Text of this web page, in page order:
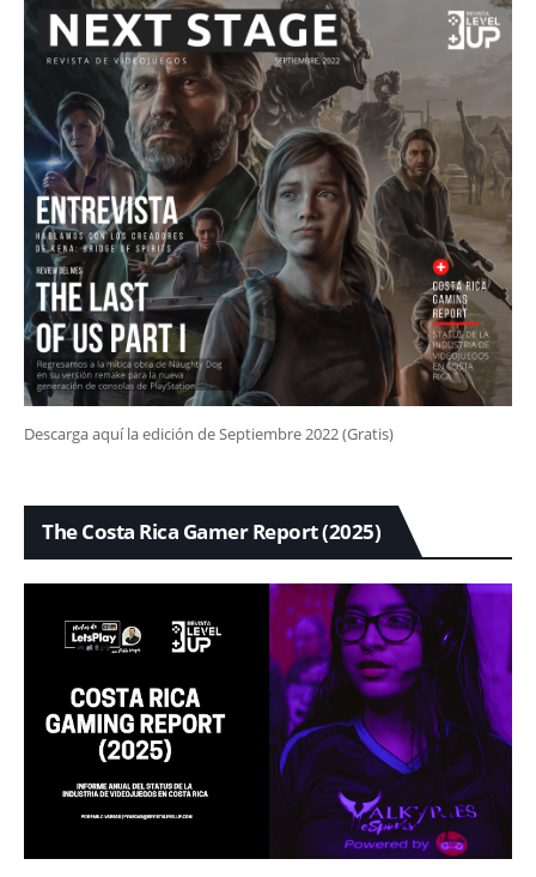
Descarga aquí la edición de Septiembre 2022 (Gratis)
The Costa Rica Gamer Report (2025)